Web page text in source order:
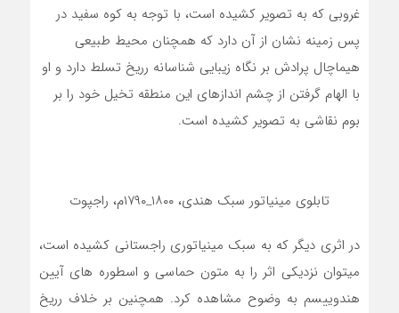
غروبی که به تصویر کشیده است، با توجه به کوه سفید در
پس زمینه نشان از آن دارد که همچنان محیط طبیعی
هیماچال پرادش بر نگاه زیبایی شناسانه رریخ تسلط دارد و او
با الهام گرفتن از چشم اندازهای این منطقه تخیل خود را بر
بوم نقاشی به تصویر کشیده است.
تابلوی مینیاتور سبک هندی، ۱۸۰۰_۱۷۹۰م، راجپوت
در اثری دیگر که به سبک مینیاتوری راجستانی کشیده است،
میتوان نزدیکی اثر را به متون حماسی و اسطوره های آیین
هندوییسم به وضوح مشاهده کرد. همچنین بر خلاف رریخ